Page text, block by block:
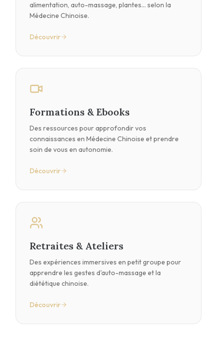
alimentation, auto-massage, plantes… selon la
Médecine Chinoise.
Découvrir
Formations & Ebooks
Des ressources pour approfondir vos
connaissances en Médecine Chinoise et prendre
soin de vous en autonomie.
Découvrir
Retraites & Ateliers
Des expériences immersives en petit groupe pour
apprendre les gestes d'auto-massage et la
diététique chinoise.
Découvrir